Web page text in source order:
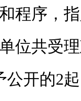
程序，
位共受
公开的2